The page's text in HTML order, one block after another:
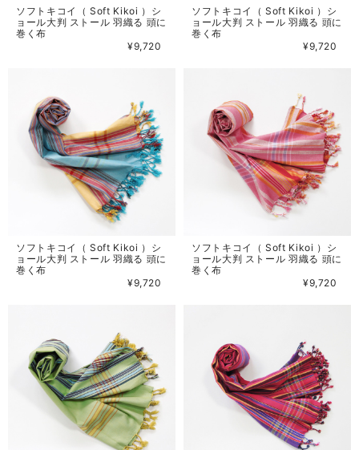
ソフトキコイ（ Soft Kikoi ）シ
ョール大判 ストール 羽織る 頭に
巻く布
¥9,720
ソフトキコイ（ Soft Kikoi ）シ
ョール大判 ストール 羽織る 頭に
巻く布
¥9,720
ソフトキコイ（ Soft Kikoi ）シ
ョール大判 ストール 羽織る 頭に
巻く布
¥9,720
ソフトキコイ（ Soft Kikoi ）シ
ョール大判 ストール 羽織る 頭に
巻く布
¥9,720